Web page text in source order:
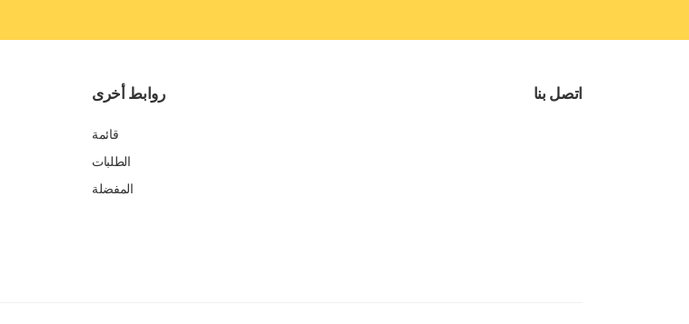
روابط أخرى
قائمة
الطلبات
المفضلة
اتصل بنا